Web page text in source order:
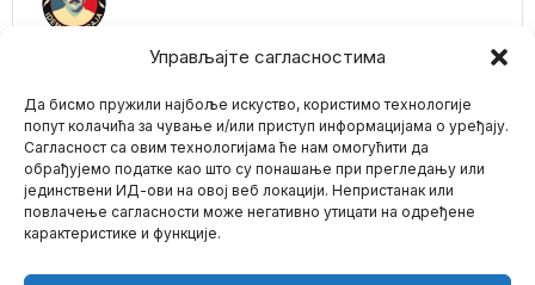
Управљајте сагласностима
Да бисмо пружили најбоље искуство, користимо технологије
попут колачића за чување и/или приступ информацијама о уређају.
Сагласност са овим технологијама ће нам омогућити да
обрађујемо податке као што су понашање при прегледању или
јединствени ИД-ови на овој веб локацији. Непристанак или
повлачење сагласности може негативно утицати на одређене
карактеристике и функције.
Mario zna Youtube
Nuklearna tajna Irana
otkrivena: Mosad
špijunirao, IAEA traži
hitnu reakciju UN
Međunarodna agencija
za atomsku energiju
(IAEA) objavila je